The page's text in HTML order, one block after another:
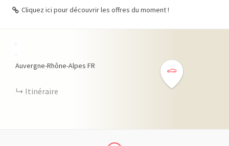
Cliquez ici pour découvrir les offres du moment !
Auvergne-Rhône-Alpes FR
Itinéraire